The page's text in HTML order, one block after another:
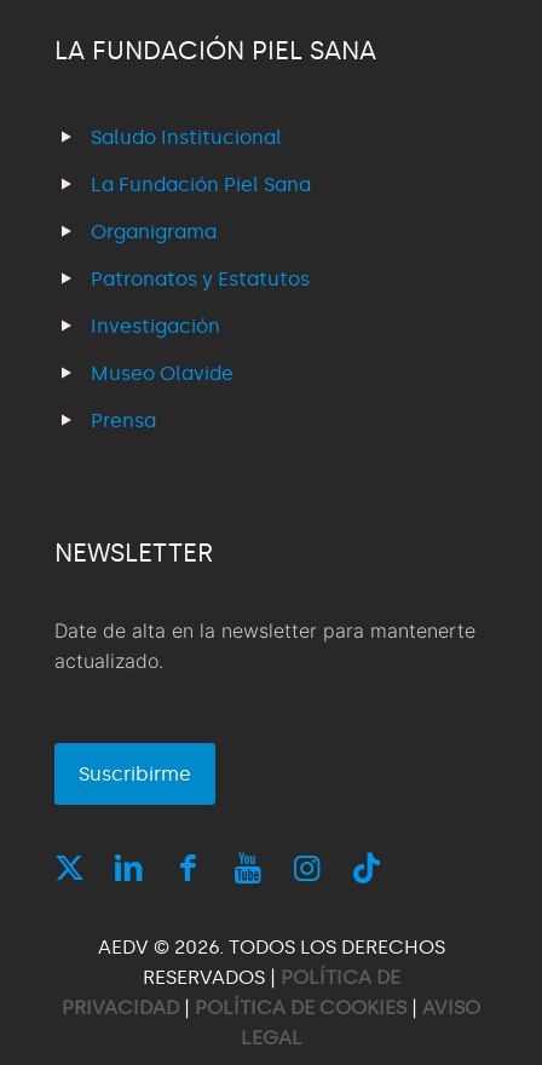
LA FUNDACIÓN PIEL SANA
Saludo Institucional
La Fundación Piel Sana
Organigrama
Patronatos y Estatutos
Investigación
Museo Olavide
Prensa
NEWSLETTER
Date de alta en la newsletter para mantenerte
actualizado.
Suscribirme
AEDV © 2026. TODOS LOS DERECHOS
RESERVADOS | POLÍTICA DE
PRIVACIDAD | POLÍTICA DE COOKIES | AVISO
LEGAL